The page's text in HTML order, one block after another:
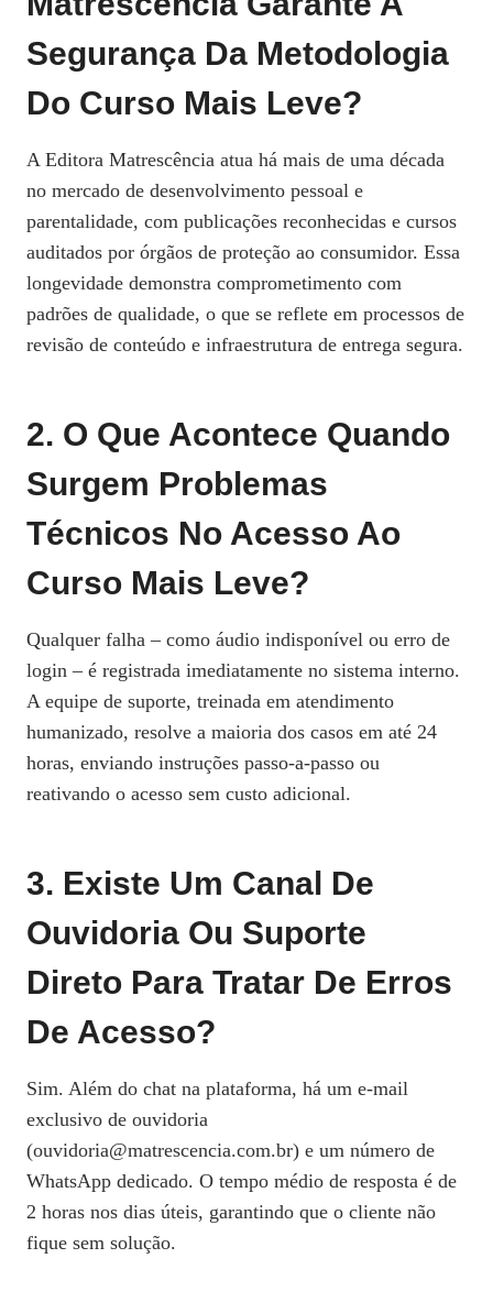
Segurança Da Metodologia
Do Curso Mais Leve?
A Editora Matrescência atua há mais de uma década
no mercado de desenvolvimento pessoal e
parentalidade, com publicações reconhecidas e cursos
auditados por órgãos de proteção ao consumidor. Essa
longevidade demonstra comprometimento com
padrões de qualidade, o que se reflete em processos de
revisão de conteúdo e infraestrutura de entrega segura.
2. O Que Acontece Quando
Surgem Problemas
Técnicos No Acesso Ao
Curso Mais Leve?
Qualquer falha – como áudio indisponível ou erro de
login – é registrada imediatamente no sistema interno.
A equipe de suporte, treinada em atendimento
humanizado, resolve a maioria dos casos em até 24
horas, enviando instruções passo‑a‑passo ou
reativando o acesso sem custo adicional.
3. Existe Um Canal De
Ouvidoria Ou Suporte
Direto Para Tratar De Erros
De Acesso?
Sim. Além do chat na plataforma, há um e‑mail
exclusivo de ouvidoria
(ouvidoria@matrescencia.com.br) e um número de
WhatsApp dedicado. O tempo médio de resposta é de
2 horas nos dias úteis, garantindo que o cliente não
fique sem solução.